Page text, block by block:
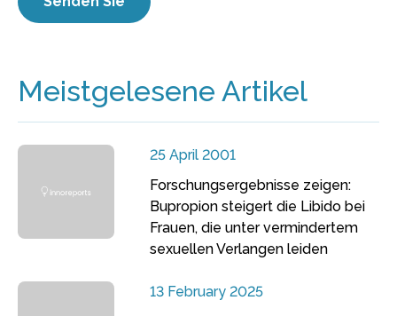
Meistgelesene Artikel
25 April 2001
Forschungsergebnisse zeigen:
Bupropion steigert die Libido bei
Frauen, die unter vermindertem
sexuellen Verlangen leiden
13 February 2025